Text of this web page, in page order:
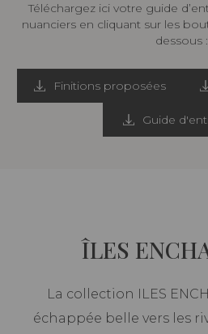
Téléchargez ici votre guide
nuanciers en cliquant sur les
dessous :
Finitions proposées
Guide
ÎLES
La collection ILES
échappée belle vers les